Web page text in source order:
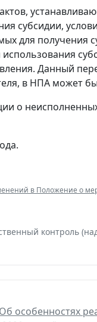
субсидии,
для получения
Данный
в НПА может
о
в Положение о
контроль
Об особенностях